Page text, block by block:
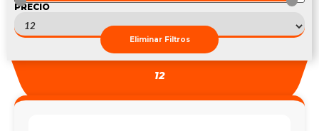
PRECIO
Eliminar Filtros
12